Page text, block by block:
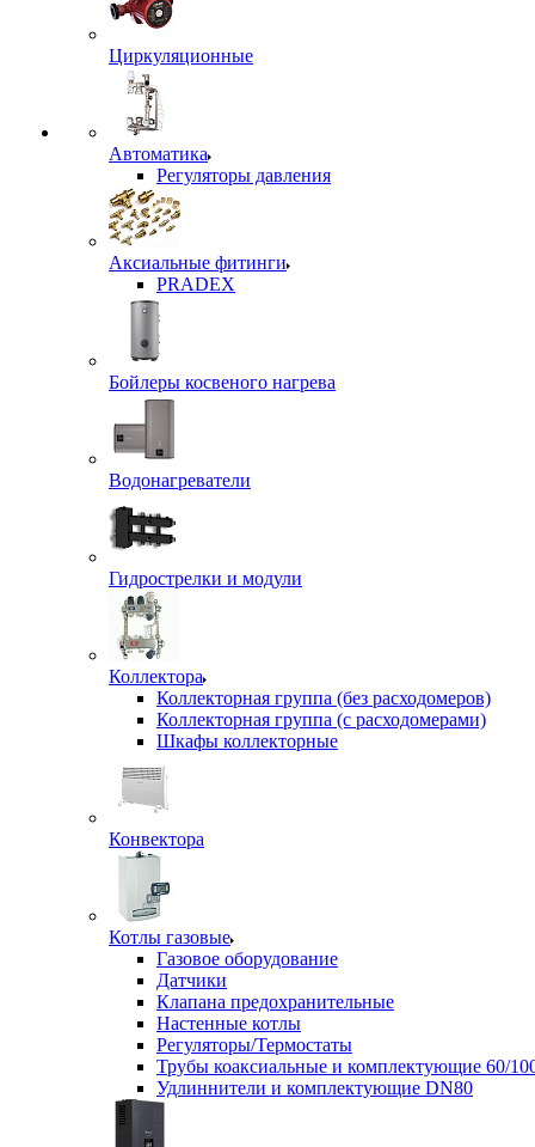
Циркуляционные
Автоматика
Регуляторы давления
Аксиальные фитинги
PRADEX
Бойлеры косвеного нагрева
Водонагреватели
Гидрострелки и модули
Коллектора
Коллекторная группа (без расходомеров)
Коллекторная группа (с расходомерами)
Шкафы коллекторные
Конвектора
Котлы газовые
Газовое оборудование
Датчики
Клапана предохранительные
Настенные котлы
Регуляторы/Термостаты
Трубы коаксиальные и комплектующие 60/
Удлиннители и комплектующие DN80